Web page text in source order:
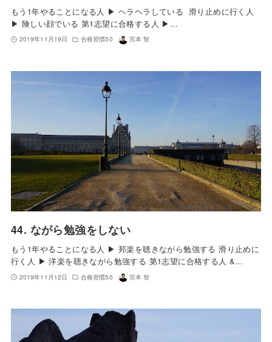
もう1年やることになる人 ▶︎ ヘラヘラしている 滑り止めに行く人
▶︎ 険しい顔でいる 第1志望に合格する人 ▶︎…
2019年11月19日 合格習慣50 宮本 智
44. ながら勉強をしない
もう1年やることになる人 ▶︎ 邦楽を聴きながら勉強する 滑り止めに
行く人 ▶︎ 洋楽を聴きながら勉強する 第1志望に合格する人 &…
2019年11月12日 合格習慣50 宮本 智